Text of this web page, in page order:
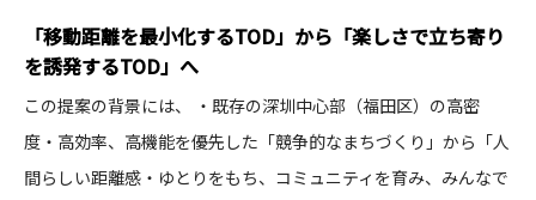
「移動距離を最小化するTOD」から「楽しさで立ち寄り
を誘発するTOD」へ
この提案の背景には、 ・既存の深圳中心部（福田区）の高密
度・高効率、高機能を優先した「競争的なまちづくり」から「人
間らしい距離感・ゆとりをもち、コミュニティを育み、みんなで